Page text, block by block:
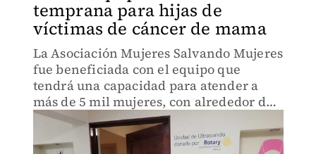
temprana para hijas de
víctimas de cáncer de mama
La Asociación Mujeres Salvando Mujeres
fue beneficiada con el equipo que
tendrá una capacidad para atender a
más de 5 mil mujeres, con alrededor de
20 sesiones por semana.